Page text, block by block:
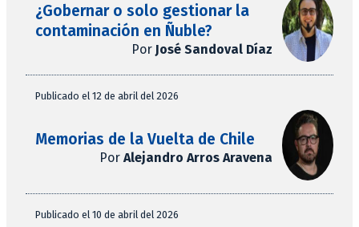
¿Gobernar o solo gestionar la
contaminación en Ñuble?
Por José Sandoval Díaz
Publicado el 12 de abril del 2026
Memorias de la Vuelta de Chile
Por Alejandro Arros Aravena
Publicado el 10 de abril del 2026